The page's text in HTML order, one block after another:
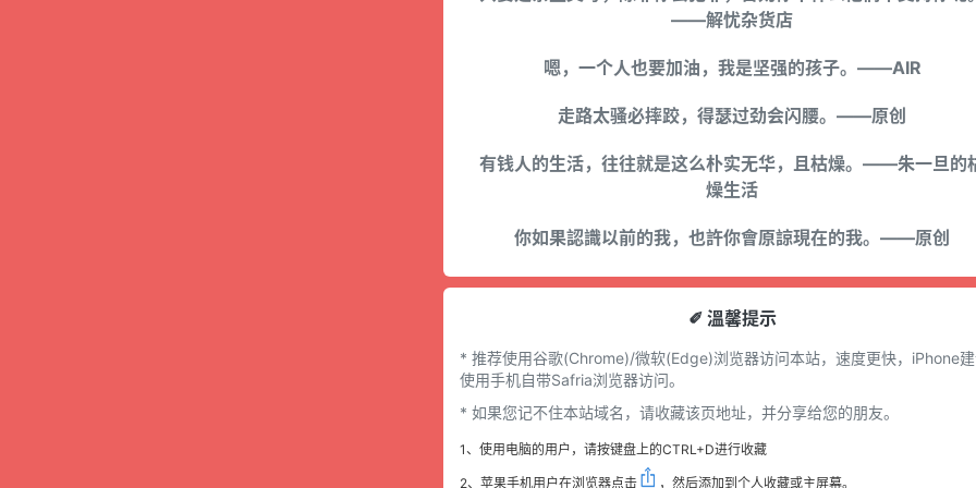
——解忧杂货店
嗯，一个人也要加油，我是坚强的孩子。——AIR
走路太骚必摔跤，得瑟过劲会闪腰。——原创
有钱人的生活，往往就是这么朴实无华，且枯燥。——朱一旦的
燥生活
你如果認識以前的我，也許你會原諒現在的我。——原创
✐ 溫馨提示
* 推荐使用谷歌(Chrome)/微软(Edge)浏览器访问本站，速度更快，iPhone
使用手机自带Safria浏览器访问。
* 如果您记不住本站域名，请收藏该页地址，并分享给您的朋友。
1、使用电脑的用户，请按键盘上的CTRL+D进行收藏
2、苹果手机用户在浏览器点击 ，然后添加到个人收藏或主屏幕。